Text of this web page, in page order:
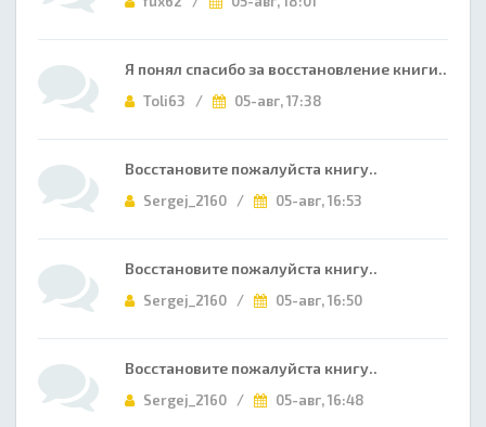
Я понял спасибо за восстановление книги..
Toli63 / 05-авг, 17:38
Восстановите пожалуйста книгу..
Sergej_2160 / 05-авг, 16:53
Восстановите пожалуйста книгу..
Sergej_2160 / 05-авг, 16:50
Восстановите пожалуйста книгу..
Sergej_2160 / 05-авг, 16:48